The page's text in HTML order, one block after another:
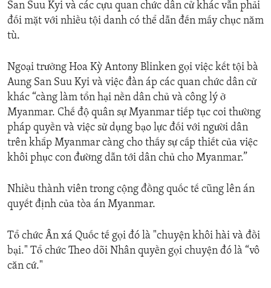
San Suu Kyi và các cựu quan chức dân cử khác vẫn phải
đối mặt với nhiều tội danh có thể dẫn đến mấy chục năm
tù.
Ngoại trưởng Hoa Kỳ Antony Blinken gọi việc kết tội bà
Aung San Suu Kyi và việc đàn áp các quan chức dân cử
khác “càng làm tổn hại nền dân chủ và công lý ở
Myanmar. Chế độ quân sự Myanmar tiếp tục coi thường
pháp quyền và việc sử dụng bạo lực đối với người dân
trên khắp Myanmar càng cho thấy sự cấp thiết của việc
khôi phục con đường dẫn tới dân chủ cho Myanmar.”
Nhiều thành viên trong cộng đồng quốc tế cũng lên án
quyết định của tòa án Myanmar.
Tổ chức Ân xá Quốc tế gọi đó là "chuyện khôi hài và đồi
bại." Tổ chức Theo dõi Nhân quyền gọi chuyện đó là “vô
căn cứ."